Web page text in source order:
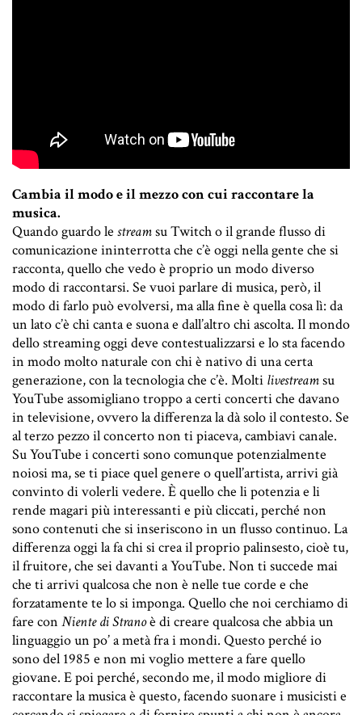
Cambia il modo e il mezzo con cui raccontare la
musica.
Quando guardo le streamsu Twitch o il grande flusso di
comunicazione ininterrotta che c’è oggi nella gente che si
racconta, quello che vedo è proprio un modo diverso
modo di raccontarsi. Se vuoi parlare di musica, però, il
modo di farlo può evolversi, ma alla fine è quella cosa lì: da
un lato c’è chi canta e suona e dall’altro chi ascolta. Il mondo
dello streaming oggi deve contestualizzarsi e lo sta facendo
in modo molto naturale con chi è nativo di una certa
generazione, con la tecnologia che c’è. Molti livestreamsu
YouTube assomigliano troppo a certi concerti che davano
in televisione, ovvero la differenza la dà solo il contesto. Se
al terzo pezzo il concerto non ti piaceva, cambiavi canale.
Su YouTube i concerti sono comunque potenzialmente
noiosi ma, se ti piace quel genere o quell’artista, arrivi già
convinto di volerli vedere. È quello che li potenzia e li
rende magari più interessanti e più cliccati, perché non
sono contenuti che si inseriscono in un flusso continuo. La
differenza oggi la fa chi si crea il proprio palinsesto, cioè tu,
il fruitore, che sei davanti a YouTube. Non ti succede mai
che ti arrivi qualcosa che non è nelle tue corde e che
forzatamente te lo si imponga. Quello che noi cerchiamo di
fare con Niente di Stranoè di creare qualcosa che abbia un
linguaggio un po’ a metà fra i mondi. Questo perché io
sono del 1985 e non mi voglio mettere a fare quello
giovane. E poi perché, secondo me, il modo migliore di
raccontare la musica è questo, facendo suonare i musicisti e